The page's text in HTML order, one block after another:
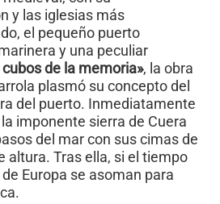
y las iglesias más
el pequeño puerto
y una peculiar
cubos de la memoria», la obra
plasmó su concepto del
del puerto. Inmediatamente
imponente sierra de Cuera
del mar con sus cimas de
altura. Tras ella, si el tiempo
Europa se asoman para